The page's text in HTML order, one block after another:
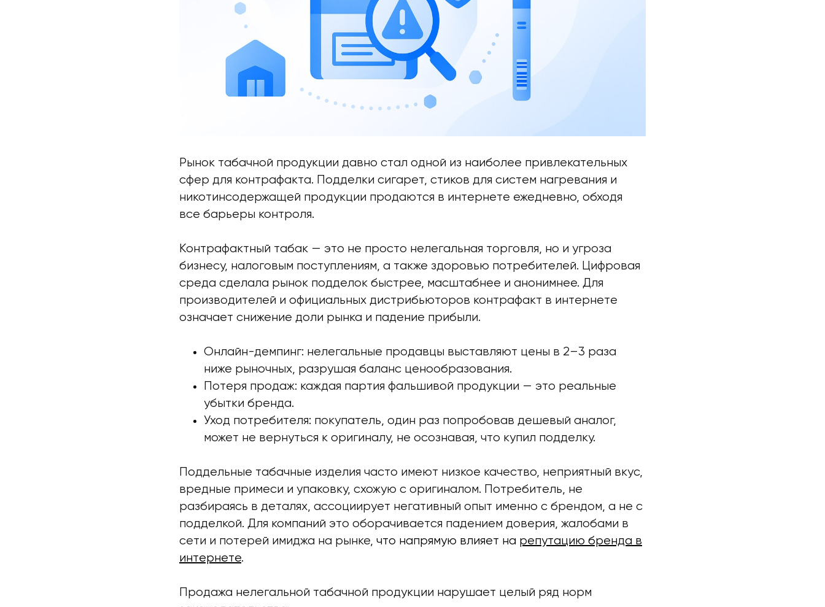
Рынок табачной продукции давно стал одной из наиболее привлекательных
сфер для контрафакта. Подделки сигарет, стиков для систем нагревания и
никотинсодержащей продукции продаются в интернете ежедневно, обходя
все барьеры контроля.
Контрафактный табак — это не просто нелегальная торговля, но и угроза
бизнесу, налоговым поступлениям, а также здоровью потребителей. Цифровая
среда сделала рынок подделок быстрее, масштабнее и анонимнее. Для
производителей и официальных дистрибьюторов контрафакт в интернете
означает снижение доли рынка и падение прибыли.
Онлайн-демпинг: нелегальные продавцы выставляют цены в 2–3 раза
ниже рыночных, разрушая баланс ценообразования.
Потеря продаж: каждая партия фальшивой продукции — это реальные
убытки бренда.
Уход потребителя: покупатель, один раз попробовав дешевый аналог,
может не вернуться к оригиналу, не осознавая, что купил подделку.
Поддельные табачные изделия часто имеют низкое качество, неприятный вкус,
вредные примеси и упаковку, схожую с оригиналом. Потребитель, не
разбираясь в деталях, ассоциирует негативный опыт именно с брендом, а не с
подделкой. Для компаний это оборачивается падением доверия, жалобами в
сети и потерей имиджа на рынке, что напрямую влияет на репутацию бренда в
интернете.
Продажа нелегальной табачной продукции нарушает целый ряд норм